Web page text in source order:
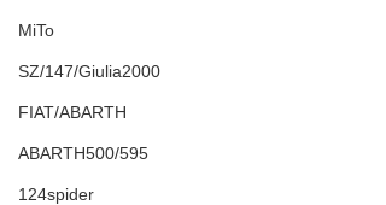
MiTo
SZ/147/Giulia2000
FIAT/ABARTH
ABARTH500/595
124spider